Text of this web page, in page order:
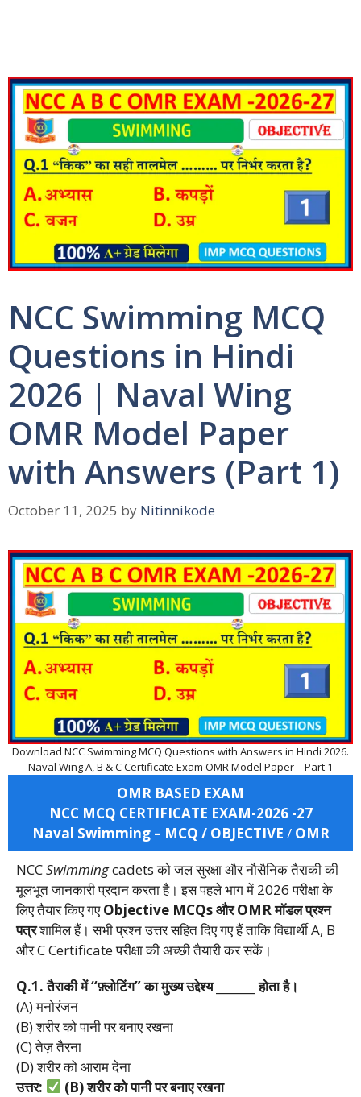
NCC Swimming MCQ
Questions in Hindi
2026 | Naval Wing
OMR Model Paper
with Answers (Part 1)
October 11, 2025 by Nitinnikode
Download NCC Swimming MCQ Questions with Answers in Hindi 2026.
Naval Wing A, B & C Certificate Exam OMR Model Paper – Part 1
OMR BASED EXAM
NCC MCQ CERTIFICATE EXAM-2026 -27
Naval Swimming – MCQ / OBJECTIVE / OMR
NCCSwimmingcadets को जल सुरक्षा और नौसैनिक तैराकी की
मूलभूत जानकारी प्रदान करता है। इस पहले भाग में 2026 परीक्षा के
लिए तैयार किए गएObjective MCQs और OMR मॉडल प्रश्न
पत्रशामिल हैं। सभी प्रश्न उत्तर सहित दिए गए हैं ताकि विद्यार्थी A, B
और C Certificate परीक्षा की अच्छी तैयारी कर सकें।
Q.1.तैराकीमें “फ़्लोटिंग”कामुख्यउद्देश्य _______होताहै।
(A) मनोरंजन
(B) शरीर को पानी पर बनाए रखना
(C) तेज़ तैरना
(D) शरीर को आराम देना
उत्तर:
(B)शरीरकोपानीपरबनाएरखना